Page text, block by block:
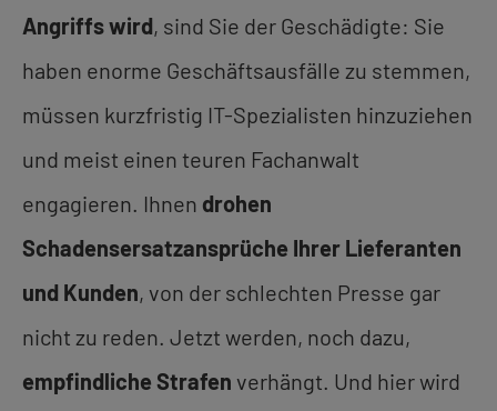
Angriffs wird, sind Sie der Geschädigte: Sie
haben enorme Geschäftsausfälle zu stemmen,
müssen kurzfristig IT-Spezialisten hinzuziehen
und meist einen teuren Fachanwalt
engagieren. Ihnen drohen
Schadensersatzansprüche Ihrer Lieferanten
und Kunden, von der schlechten Presse gar
nicht zu reden. Jetzt werden, noch dazu,
empfindliche Strafen verhängt. Und hier wird